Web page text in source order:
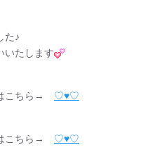
た♪
いたします
こちら→ ♡♥︎♡
こちら→ ♡♥︎♡